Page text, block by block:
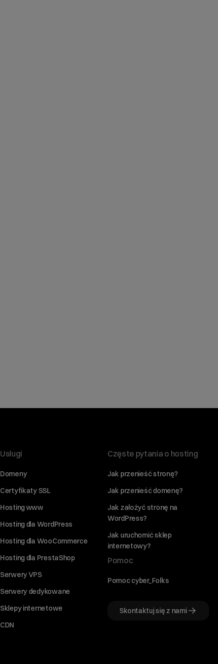
Usługi
Domeny
Certyfikaty SSL
Hosting www
Hosting dla WordPress
Hosting dla WooCommerce
Hosting dla PrestaShop
Serwery VPS
Serwery dedykowane
Sklepy internetowe
CDN
Częste pytania o hosting
Jak przenieść stronę?
Jak przenieść domenę?
Jak założyć stronę na
WordPress?
Jak uruchomić sklep
internetowy?
Pomoc
Pomoc cyber_Folks
Skontaktuj się z nami